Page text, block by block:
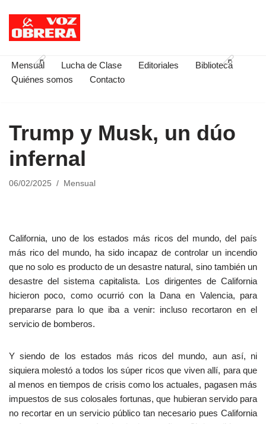
Saltar
contenido
Mensual Lucha de Clase Editoriales
Biblioteca
Quiénes somos
Contacto
Trump y Musk, un dúo
infernal
06/02/2025 Mensual
California, uno de los estados más ricos del mundo, del país
más rico del mundo, ha sido incapaz de controlar un incendio
que no solo es producto de un desastre natural, sino también un
desastre del sistema capitalista. Los dirigentes de California
hicieron poco, como ocurrió con la Dana en Valencia, para
prepararse para lo que iba a venir: incluso recortaron en el
servicio de bomberos.
Y siendo de los estados más ricos del mundo, aun así, ni
siquiera molestó a todos los súper ricos que viven allí, para que
al menos en tiempos de crisis como los actuales, pagasen más
impuestos de sus colosales fortunas, que hubieran servido para
no recortar en un servicio público tan necesario pues California